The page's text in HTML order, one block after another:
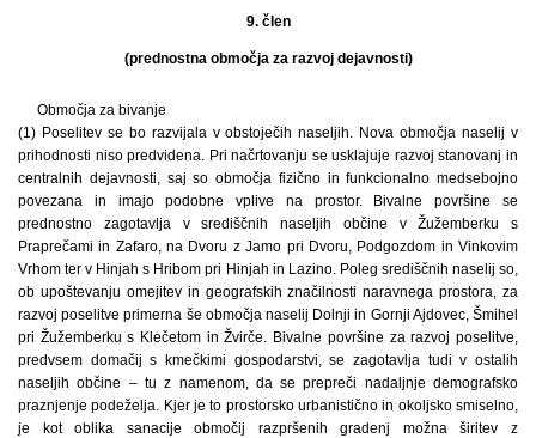
9. člen
(prednostna območja za razvoj dejavnosti)
Območja za bivanje
(1) Poselitev se bo razvijala v obstoječih naseljih. Nova območja naselij v
prihodnosti niso predvidena. Pri načrtovanju se usklajuje razvoj stanovanj in
centralnih dejavnosti, saj so območja fizično in funkcionalno medsebojno
povezana in imajo podobne vplive na prostor. Bivalne površine se
prednostno zagotavlja v središčnih naseljih občine v Žužemberku s
Praprečami in Zafaro, na Dvoru z Jamo pri Dvoru, Podgozdom in Vinkovim
Vrhom ter v Hinjah s Hribom pri Hinjah in Lazino. Poleg središčnih naselij so,
ob upoštevanju omejitev in geografskih značilnosti naravnega prostora, za
razvoj poselitve primerna še območja naselij Dolnji in Gornji Ajdovec, Šmihel
pri Žužemberku s Klečetom in Žvirče. Bivalne površine za razvoj poselitve,
predvsem domačij s kmečkimi gospodarstvi, se zagotavlja tudi v ostalih
naseljih občine – tu z namenom, da se prepreči nadaljnje demografsko
praznjenje podeželja. Kjer je to prostorsko urbanistično in okoljsko smiselno,
je kot oblika sanacije območij razpršenih gradenj možna širitev z